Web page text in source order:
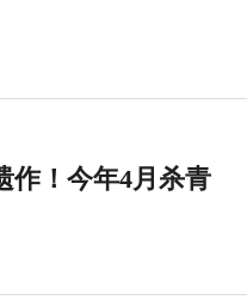
作！今年4月杀青